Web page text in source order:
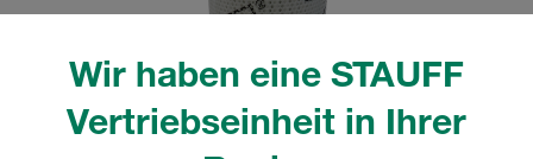
Wir haben eine STAUFF
Vertriebseinheit in Ihrer